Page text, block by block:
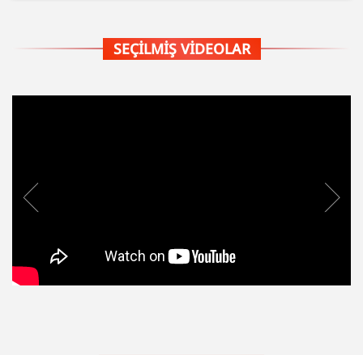
SEÇILMIŞ VIDEOLAR